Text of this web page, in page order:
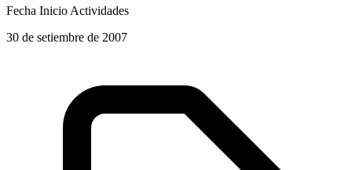
Fecha Inicio Actividades
30 de setiembre de 2007